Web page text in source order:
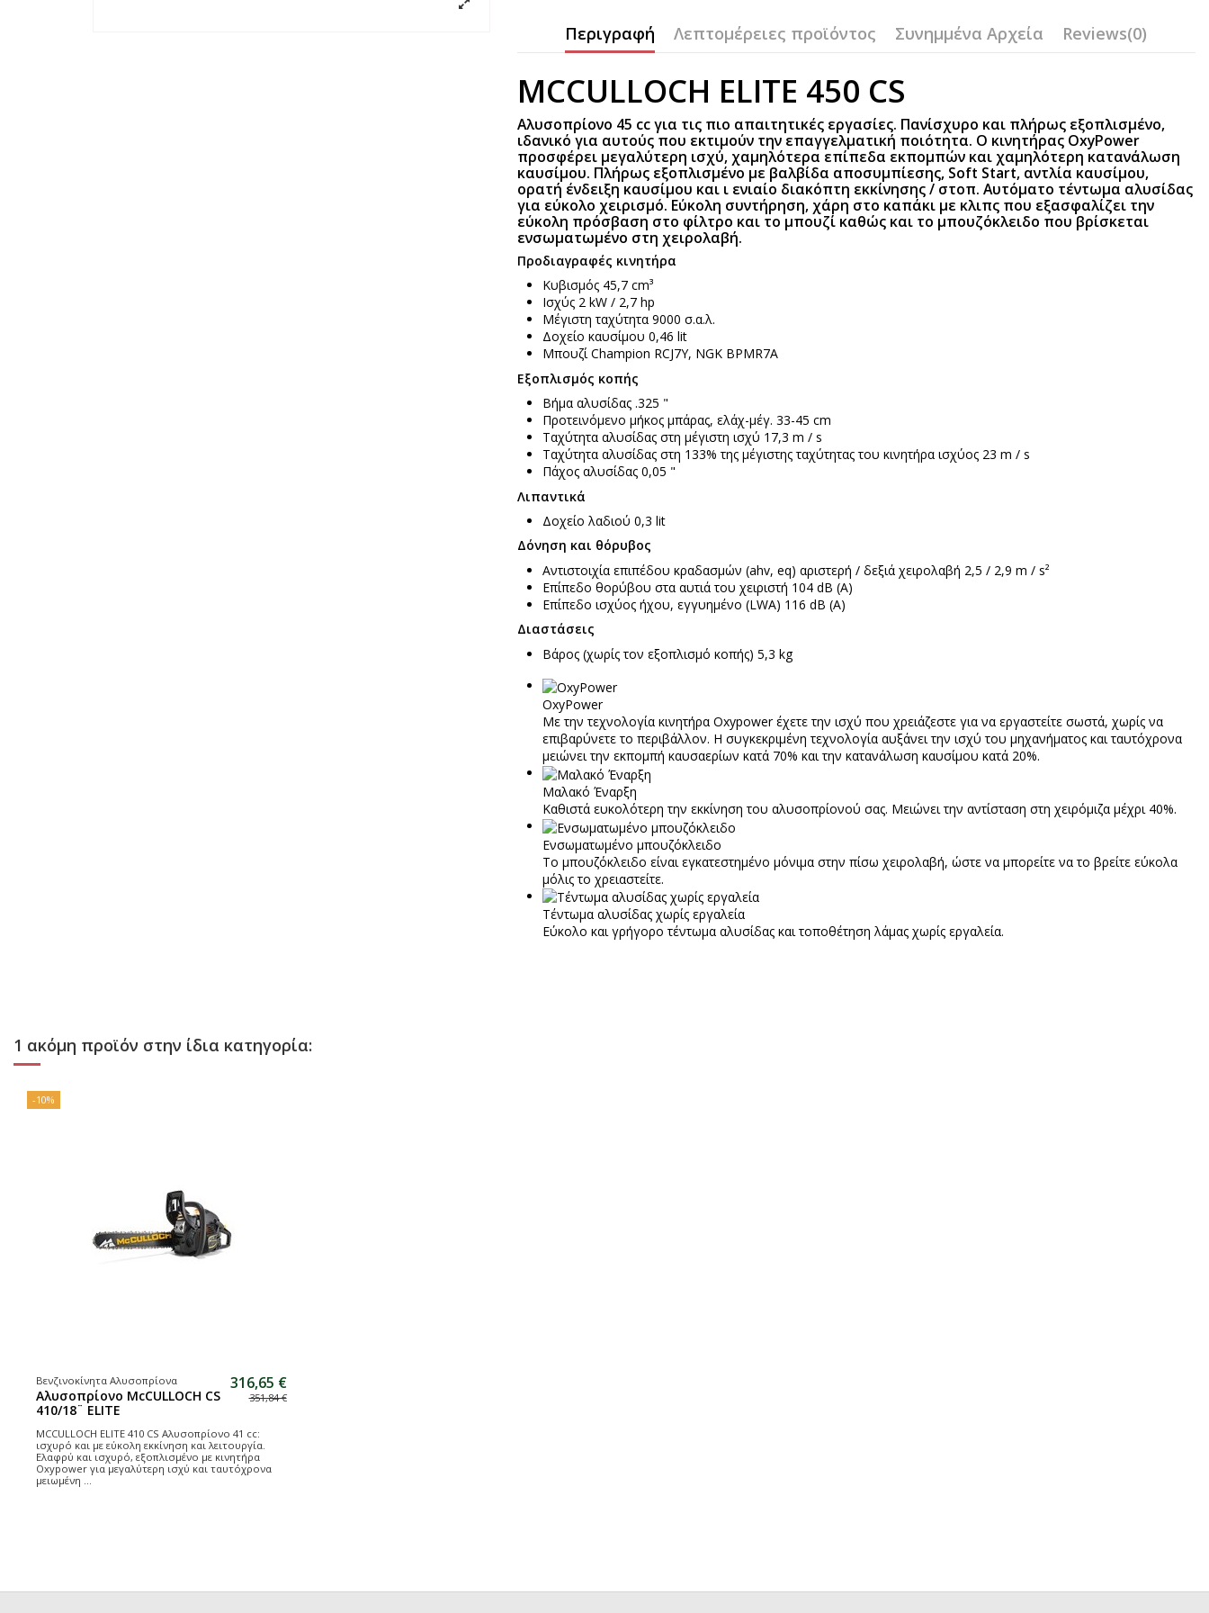
Περιγραφή Λεπτομέρειες προϊόντος Συνημμένα Αρχεία Reviews(0)
MCCULLOCH ELITE 450 CS
Αλυσοπρίονο 45 cc για τις πιο απαιτητικές εργασίες. Πανίσχυρο και πλήρως εξοπλισμένο,
ιδανικό για αυτούς που εκτιμούν την επαγγελματική ποιότητα. Ο κινητήρας OxyPower
προσφέρει μεγαλύτερη ισχύ, χαμηλότερα επίπεδα εκπομπών και χαμηλότερη κατανάλωση
καυσίμου. Πλήρως εξοπλισμένο με βαλβίδα αποσυμπίεσης, Soft Start, αντλία καυσίμου,
ορατή ένδειξη καυσίμου και ι ενιαίο διακόπτη εκκίνησης / στοπ. Αυτόματο τέντωμα αλυσίδας
για εύκολο χειρισμό. Εύκολη συντήρηση, χάρη στο καπάκι με κλιπς που εξασφαλίζει την
εύκολη πρόσβαση στο φίλτρο και το μπουζί καθώς και το μπουζόκλειδο που βρίσκεται
ενσωματωμένο στη χειρολαβή.
Προδιαγραφές κινητήρα
Κυβισμός 45,7 cm³
Ισχύς 2 kW / 2,7 hp
Μέγιστη ταχύτητα 9000 σ.α.λ.
Δοχείο καυσίμου 0,46 lit
Μπουζί Champion RCJ7Y, NGK BPMR7A
Εξοπλισμός κοπής
Βήμα αλυσίδας .325 "
Προτεινόμενο μήκος μπάρας, ελάχ-μέγ. 33-45 cm
Ταχύτητα αλυσίδας στη μέγιστη ισχύ 17,3 m / s
Ταχύτητα αλυσίδας στη 133% της μέγιστης ταχύτητας του κινητήρα ισχύος 23 m / s
Πάχος αλυσίδας 0,05 "
Λιπαντικά
Δοχείο λαδιού 0,3 lit
Δόνηση και θόρυβος
Αντιστοιχία επιπέδου κραδασμών (ahv, eq) αριστερή / δεξιά χειρολαβή 2,5 / 2,9 m / s²
Επίπεδο θορύβου στα αυτιά του χειριστή 104 dB (A)
Επίπεδο ισχύος ήχου, εγγυημένο (LWA) 116 dB (A)
Διαστάσεις
Βάρος (χωρίς τον εξοπλισμό κοπής) 5,3 kg
OxyPower
Με την τεχνολογία κινητήρα Oxypower έχετε την ισχύ που χρειάζεστε για να εργαστείτε σωστά, χωρίς να
επιβαρύνετε το περιβάλλον. Η συγκεκριμένη τεχνολογία αυξάνει την ισχύ του μηχανήματος και ταυτόχρονα
μειώνει την εκπομπή καυσαερίων κατά 70% και την κατανάλωση καυσίμου κατά 20%.
Μαλακό Έναρξη
Καθιστά ευκολότερη την εκκίνηση του αλυσοπρίονού σας. Μειώνει την αντίσταση στη χειρόμιζα μέχρι 40%.
Ενσωματωμένο μπουζόκλειδο
Το μπουζόκλειδο είναι εγκατεστημένο μόνιμα στην πίσω χειρολαβή, ώστε να μπορείτε να το βρείτε εύκολα
μόλις το χρειαστείτε.
Τέντωμα αλυσίδας χωρίς εργαλεία
Εύκολο και γρήγορο τέντωμα αλυσίδας και τοποθέτηση λάμας χωρίς εργαλεία.
1 ακόμη προϊόν στην ίδια κατηγορία:
-10%
Βενζινοκίνητα Αλυσοπρίονα
Αλυσοπρίονο McCULLOCH CS
410/18¨ ELITE
316,65 €
351,84 €
MCCULLOCH ELITE 410 CS Αλυσοπρίονο 41 cc:
ισχυρό και με εύκολη εκκίνηση και λειτουργία.
Ελαφρύ και ισχυρό, εξοπλισμένο με κινητήρα
Oxypower για μεγαλύτερη ισχύ και ταυτόχρονα
μειωμένη ...